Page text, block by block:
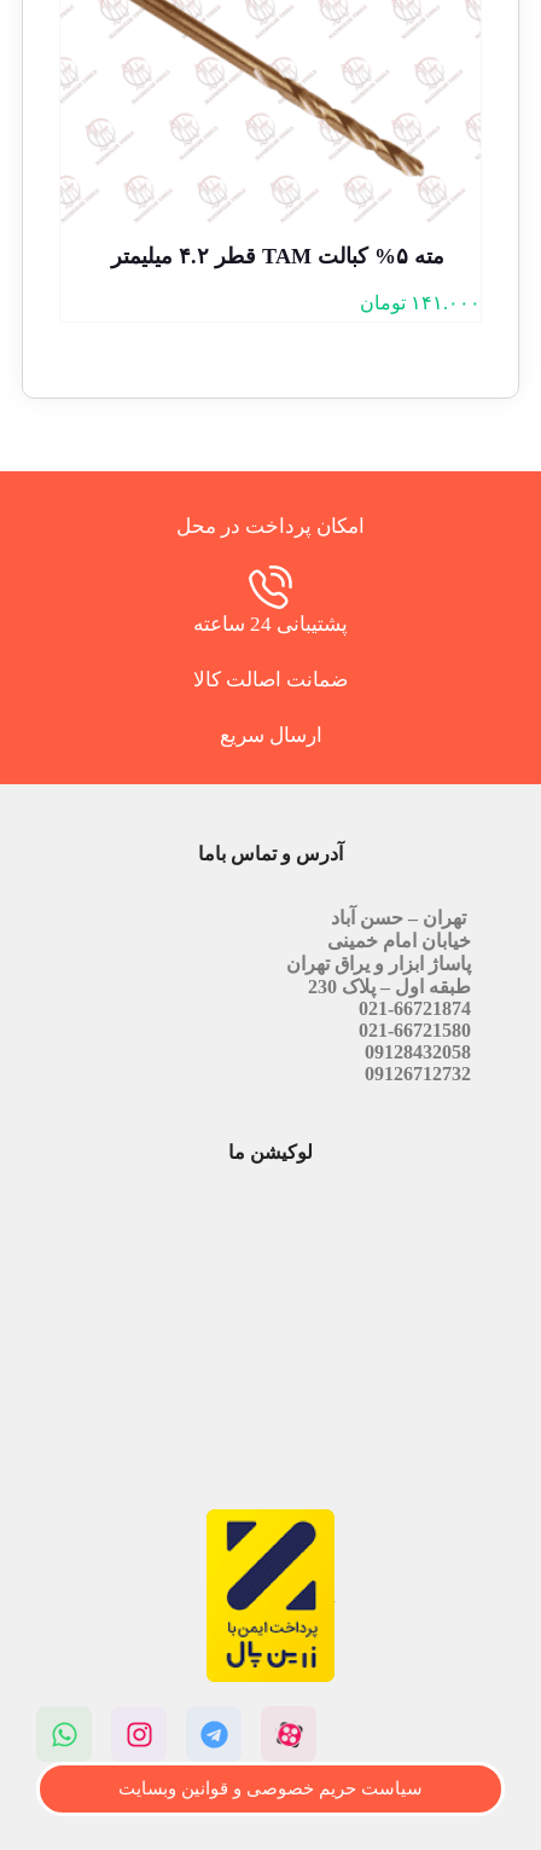
مته ۵% کبالت TAM قطر ۴.۲ میلیمتر
۱۴۱.۰۰۰ تومان
امکان پرداخت در محل
پشتیبانی 24 ساعته
ضمانت اصالت کالا
ارسال سریع
آدرس و تماس باما
تهران – حسن آباد
خیابان امام خمینی
پاساژ ابزار و یراق تهران
طبقه اول – پلاک 230
021-66721874
021-66721580
09128432058
09126712732
لوکیشن ما
سیاست حریم خصوصی و قوانین وبسایت